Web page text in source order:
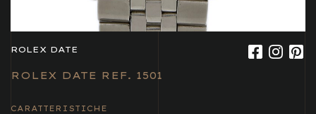
ROLEX DATE
ROLEX DATE REF. 1501
CARATTERISTICHE